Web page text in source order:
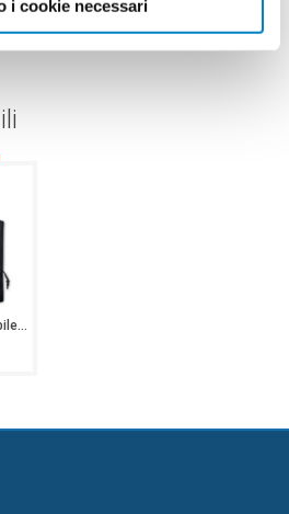
i cookie necessari
Shopper richiudibile Mossa